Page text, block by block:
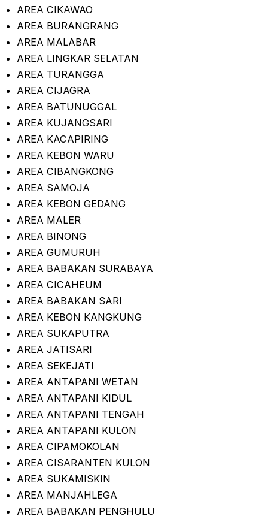
AREA CIKAWAO
AREA BURANGRANG
AREA MALABAR
AREA LINGKAR SELATAN
AREA TURANGGA
AREA CIJAGRA
AREA BATUNUGGAL
AREA KUJANGSARI
AREA KACAPIRING
AREA KEBON WARU
AREA CIBANGKONG
AREA SAMOJA
AREA KEBON GEDANG
AREA MALER
AREA BINONG
AREA GUMURUH
AREA BABAKAN SURABAYA
AREA CICAHEUM
AREA BABAKAN SARI
AREA KEBON KANGKUNG
AREA SUKAPUTRA
AREA JATISARI
AREA SEKEJATI
AREA ANTAPANI WETAN
AREA ANTAPANI KIDUL
AREA ANTAPANI TENGAH
AREA ANTAPANI KULON
AREA CIPAMOKOLAN
AREA CISARANTEN KULON
AREA SUKAMISKIN
AREA MANJAHLEGA
AREA BABAKAN PENGHULU